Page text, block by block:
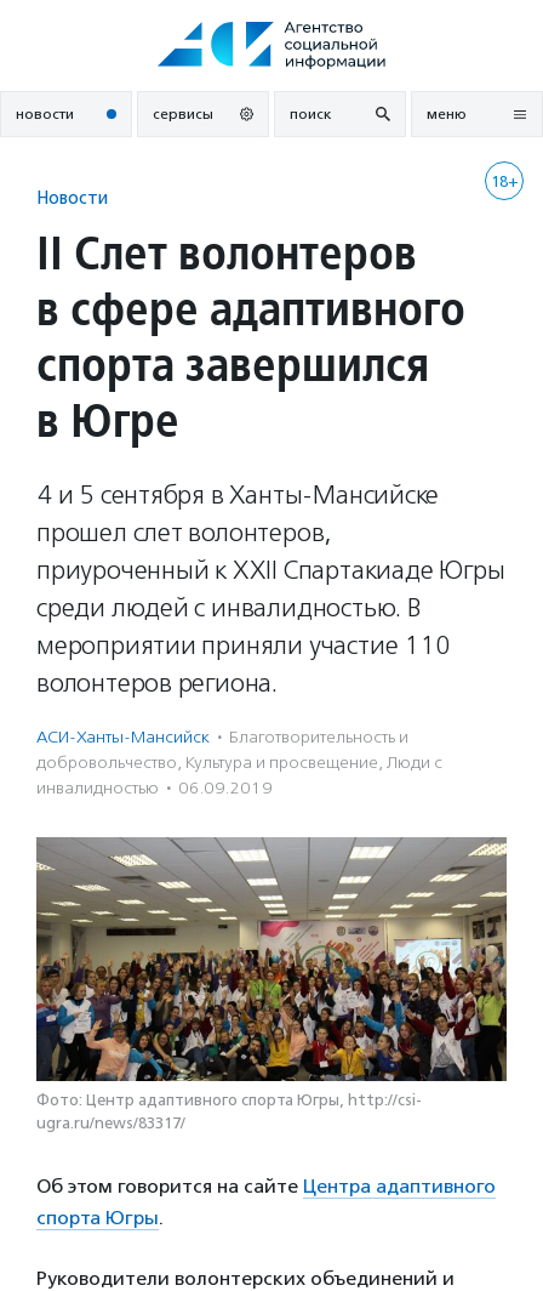
новости сервисы поиск меню
18+
Новости
II Слет волонтеров
в сфере адаптивного
спорта завершился
в Югре
4 и 5 сентября в Ханты-Мансийске
прошел слет волонтеров,
приуроченный к XXII Спартакиаде Югры
среди людей с инвалидностью. В
мероприятии приняли участие 110
волонтеров региона.
АСИ-Ханты-Мансийск · Благотвори­тель­ность и
доброволь­чест­во, Культура и просвещение, Люди с
инвалидностью · 06.09.2019
Фото: Центр адаптивного спорта Югры, http://csi-
ugra.ru/news/83317/
Об этом говорится на сайте Центра адаптивного
спорта Югры.
Руководители волонтерских объединений и